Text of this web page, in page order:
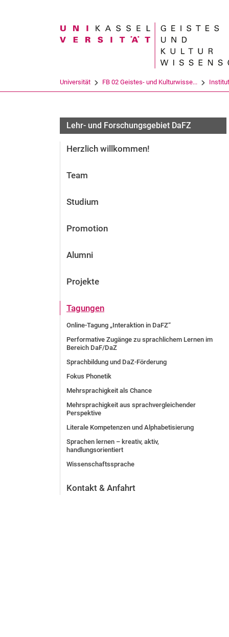
Suchbegriff
Universität FB 02 Geistes- und Kulturwisse...
Lehr- und Forschungsgebiet DaFZ
Herzlich willkommen!
Team
Studium
Promotion
Alumni
Projekte
Tagungen
Online-Tagung „Interaktion in DaFZ“
Performative Zugänge zu sprachlichem Lernen im
Bereich DaF/DaZ
Sprachbildung und DaZ-Förderung
Fokus Phonetik
Mehrsprachigkeit als Chance
Mehrsprachigkeit aus sprachvergleichender
Perspektive
Literale Kompetenzen und Alphabetisierung
Sprachen lernen – kreativ, aktiv,
handlungsorientiert
Wissenschaftssprache
Kontakt & Anfahrt